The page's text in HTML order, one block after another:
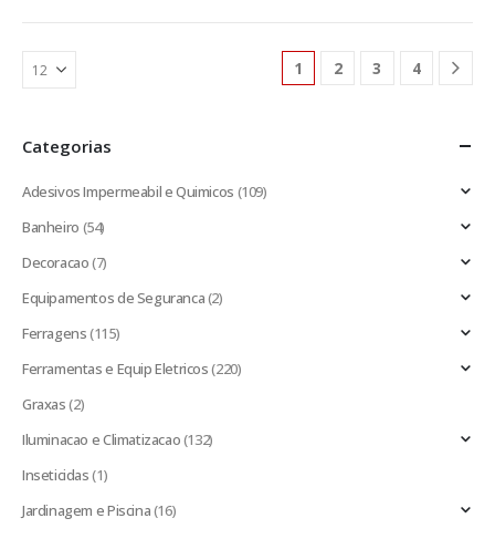
1 2 3 4
Categorias
Adesivos Impermeabil e Quimicos (109)
Banheiro (54)
Decoracao(7)
Equipamentos de Seguranca(2)
Ferragens(115)
Ferramentas e Equip Eletricos(220)
Graxas(2)
Iluminacao e Climatizacao(132)
Inseticidas(1)
Jardinagem e Piscina(16)